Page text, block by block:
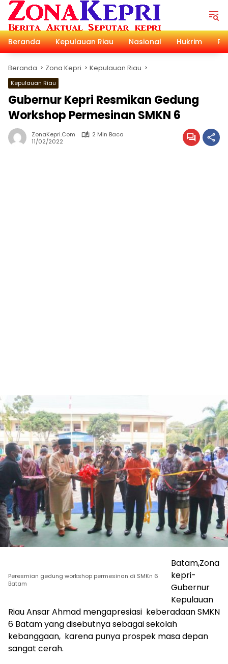
Langsung
konten
Beranda
Kepulauan Riau Nasional Hukrim
Beranda Zona Kepri Kepulauan Riau
Kepulauan Riau
Gubernur Kepri Resmikan Gedung
Workshop Permesinan SMKN 6
ZonaKepri.com
2 Min Baca
11/02/2022
Peresmian gedung workshop permesinan di SMKn 6
Batam
Batam,Zona
kepri-
Gubernur
Kepulauan
Riau Ansar Ahmad mengapresiasi keberadaan SMKN
6 Batam yang disebutnya sebagai sekolah
kebanggaan, karena punya prospek masa depan
sangat cerah.